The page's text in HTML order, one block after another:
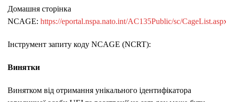
Домашня сторінка
NCAGE: https://eportal.nspa.nato.int/AC135Public/sc/
Інструмент запиту коду NCAGE (NCRT):
Винятки
Винятком від отримання унікального ідентифікатора